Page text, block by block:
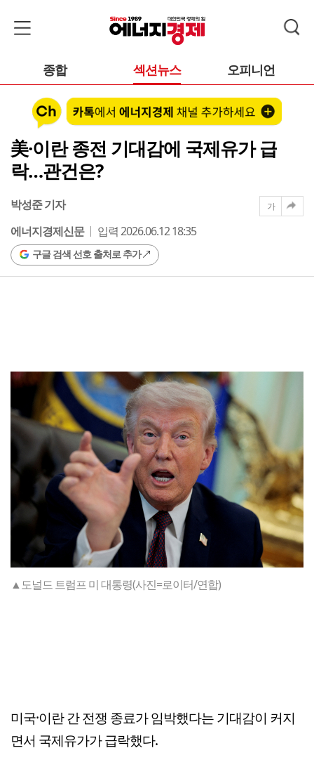
종합 섹션뉴스 오피니언
美·이란 종전 기대감에 국제유가 급
락…관건은?
박성준 기자
에너지경제신문
입력 2026.06.12 18:35
구글 검색 선호 출처로 추가
가
▲도널드 트럼프 미 대통령(사진=로이터/연합)
미국·이란 간 전쟁 종료가 임박했다는 기대감이 커지
면서 국제유가가 급락했다.